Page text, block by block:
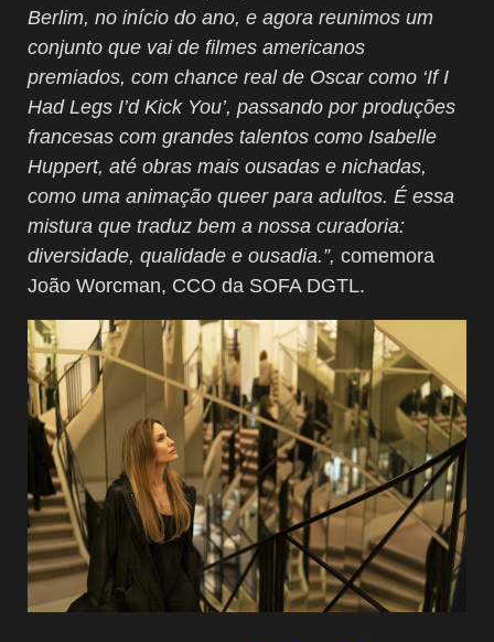
Berlim, no início do ano, e agora reunimos um
conjunto que vai de filmes americanos
premiados, com chance real de Oscar como ‘If I
Had Legs I’d Kick You’, passando por produções
francesas com grandes talentos como Isabelle
Huppert, até obras mais ousadas e nichadas,
como uma animação queer para adultos. É essa
mistura que traduz bem a nossa curadoria:
diversidade, qualidade e ousadia.”, comemora
João Worcman, CCO da SOFA DGTL.